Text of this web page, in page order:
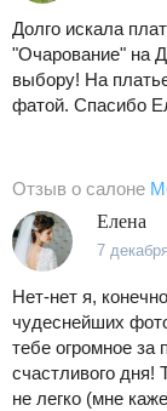
Долго искала
"Очарование" на
выбору! На
фатой. Спасибо
Отзыв о салоне
Елена
7
Нет-нет я,
чудеснейших
тебе огромное
счастливого дня!
не легко (мне